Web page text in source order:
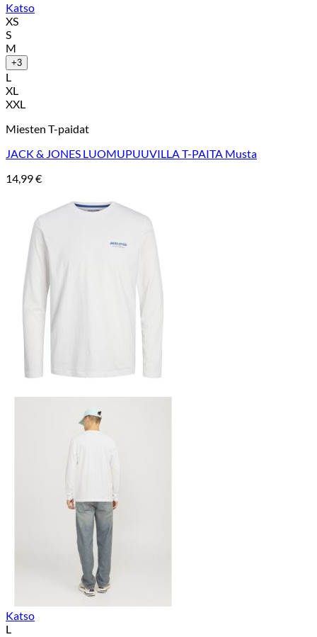
Katso
XS
S
M
+3
L
XL
XXL
Miesten T-paidat
JACK & JONES LUOMUPUUVILLA T-PAITA Musta
14,99€
Katso
L